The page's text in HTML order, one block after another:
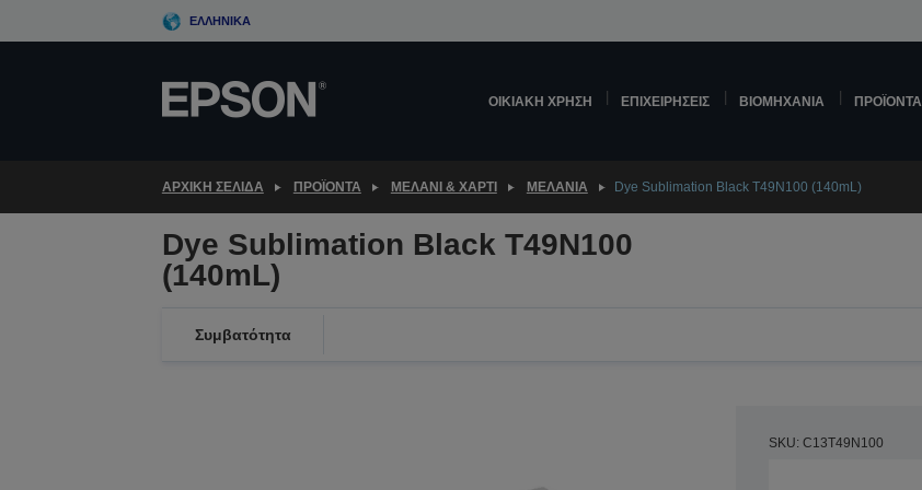
to
ΕΛΛΗΝΙΚΆ
ΟΙΚΙΑΚΉ ΧΡΉΣΗ ΕΠΙΧΕΙΡΉΣΕΙΣ ΒΙΟΜΗΧΑΝΊΑ ΠΡΟΪΌΝΤΑ
ΑΡΧΙΚΗ ΣΕΛΙΔΑ ΠΡΟΪΌΝΤΑ ΜΕΛΆΝΙ & ΧΑΡΤΊ ΜΕΛΆΝΙΑ Dye Sublimation Black T49N100 (140mL)
Dye Sublimation Black T49N100
(140mL)
Συμβατότητα
SKU: C13T49N100